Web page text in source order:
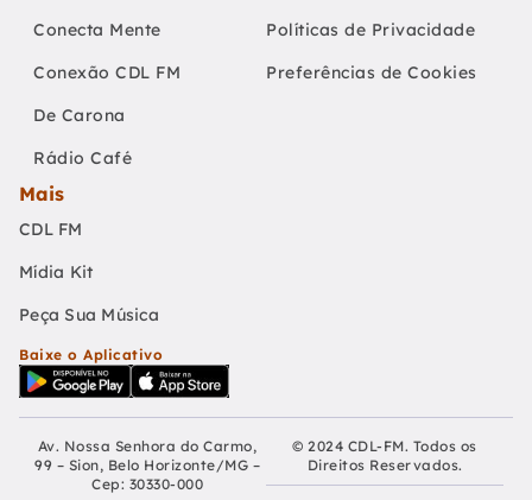
Conecta Mente
Conexão CDL FM
De Carona
Rádio Café
Políticas de Privacidade
Preferências de Cookies
Mais
CDL FM
Mídia Kit
Peça Sua Música
Baixe o Aplicativo
Av. Nossa Senhora do Carmo,
99 – Sion, Belo Horizonte/MG –
Cep: 30330-000
© 2024 CDL-FM. Todos os
Direitos Reservados.